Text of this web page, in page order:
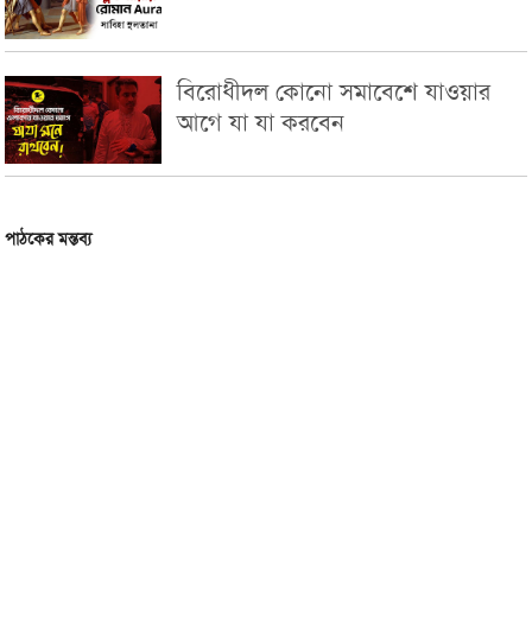
বিরোধীদল কোনো সমাবেশে যাওয়ার
আগে যা যা করবেন
পাঠকের মন্তব্য